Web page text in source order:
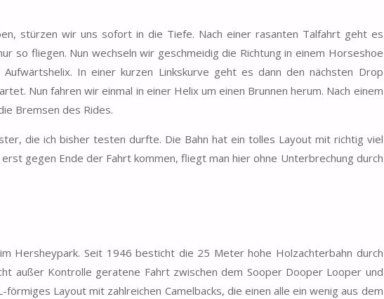
stürzen wir uns sofort in die Tiefe. Nach einer rasanten Talfahrt geht es
so fliegen. Nun wechseln wir geschmeidig die Richtung in einem Horseshoe
In einer kurzen Linkskurve geht es dann den nächsten Drop
Nun fahren wir einmal in einer Helix um einen Brunnen herum. Nach einem
Bremsen des Rides.
die ich bisher testen durfte. Die Bahn hat ein tolles Layout mit richtig viel
gegen Ende der Fahrt kommen, fliegt man hier ohne Unterbrechung durch
Hersheypark. Seit 1946 besticht die 25 Meter hohe Holzachterbahn durch
außer Kontrolle geratene Fahrt zwischen dem Sooper Dooper Looper und
Layout mit zahlreichen Camelbacks, die einen alle ein wenig aus dem